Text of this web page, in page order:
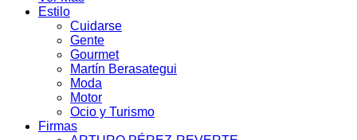
Estilo
Cuidarse
Gente
Gourmet
Martín Berasategui
Moda
Motor
Ocio y Turismo
Firmas